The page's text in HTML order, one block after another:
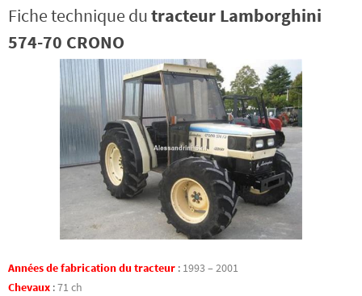
Fiche technique dutracteur Lamborghini
574-70 CRONO
Années de fabrication du tracteur : 1993 – 2001
Chevaux :71 ch